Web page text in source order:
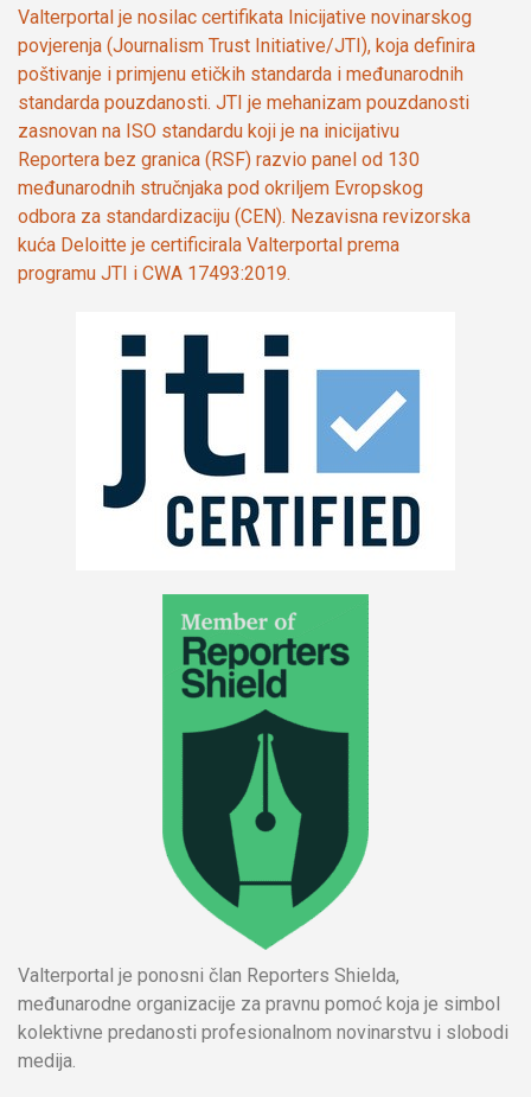
Valterportal je nosilac certifikata Inicijative novinarskog
povjerenja (Journalism Trust Initiative/JTI), koja definira
poštivanje i primjenu etičkih standarda i međunarodnih
standarda pouzdanosti. JTI je mehanizam pouzdanosti
zasnovan na ISO standardu koji je na inicijativu
Reportera bez granica (RSF) razvio panel od 130
međunarodnih stručnjaka pod okriljem Evropskog
odbora za standardizaciju (CEN). Nezavisna revizorska
kuća Deloitte je certificirala Valterportal prema
programu JTI i CWA 17493:2019.
Valterportal je ponosni član Reporters Shielda,
međunarodne organizacije za pravnu pomoć koja je simbol
kolektivne predanosti profesionalnom novinarstvu i slobodi
medija.